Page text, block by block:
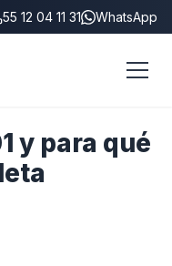
55 12 04 11 31 WhatsApp
y para qué